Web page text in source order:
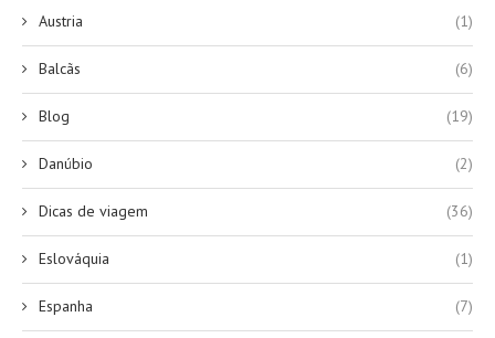
Austria (1)
Balcãs (6)
Blog (19)
Danúbio (2)
Dicas de viagem (36)
Eslováquia (1)
Espanha (7)